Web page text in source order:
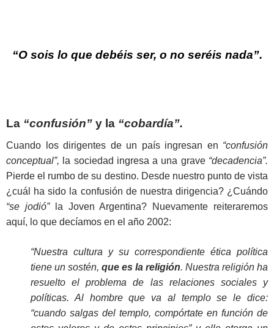
“O sois lo que debéis ser, o no seréis nada”.
La “confusión” y la “cobardía”.
Cuando los dirigentes de un país ingresan en “confusión
conceptual”, la sociedad ingresa a una grave “decadencia”.
Pierde el rumbo de su destino. Desde nuestro punto de vista
¿cuál ha sido la confusión de nuestra dirigencia? ¿Cuándo
“se jodió”la Joven Argentina? Nuevamente reiteraremos
aquí, lo que decíamos en el año 2002:
“Nuestra cultura y su correspondiente ética política
tiene un sostén, que es la religión. Nuestra religión ha
resuelto el problema de las relaciones sociales y
políticas. Al hombre que va al templo se le dice:
“cuando salgas del templo, compórtate en función de